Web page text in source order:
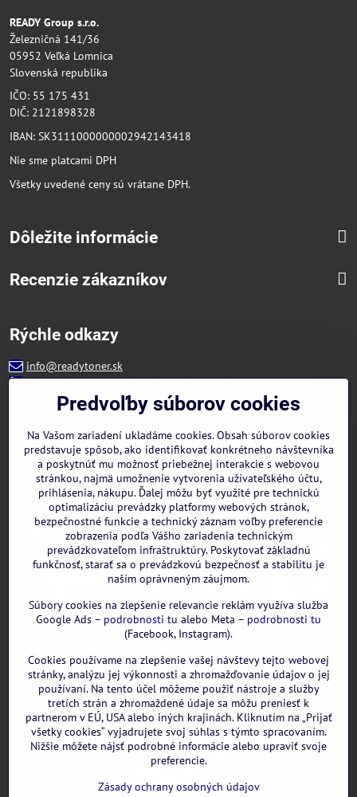
READY Group s.r.o.
Železničná 141/36
05952 Veľká Lomnica
Slovenská republika
IČO: 55 175 431
DIČ: 2121898328
IBAN: SK3111000000002942143418
Nie sme platcami DPH
Všetky uvedené ceny sú vrátane DPH.
Dôležite informácie
Recenzie zákazníkov
Rýchle odkazy
info@readytoner.sk
+421 944 322 536 (PO-PIA: 09:00- 15:00)
Facebook
WhatsApp
GOOGLE recenzie:
Predvoľby súborov cookies
Na Vašom zariadení ukladáme cookies. Obsah súborov cookies
predstavuje spôsob, ako identifikovať konkrétneho návštevníka
a poskytnúť mu možnosť priebežnej interakcie s webovou
stránkou, najmä umožnenie vytvorenia užívateľského účtu,
prihlásenia, nákupu. Ďalej môžu byť využité pre technickú
optimalizáciu prevádzky platformy webových stránok,
bezpečnostné funkcie a technický záznam voľby preferencie
zobrazenia podľa Vášho zariadenia technickým
prevádzkovateľom infraštruktúry. Poskytovať základnú
funkčnosť, starať sa o prevádzkovú bezpečnosť a stabilitu je
naším oprávneným záujmom.
Súbory cookies na zlepšenie relevancie reklám využíva služba
Google Ads – podrobnosti tu alebo Meta – podrobnosti tu
(Facebook, Instagram).
Cookies používame na zlepšenie vašej návštevy tejto webovej
stránky, analýzu jej výkonnosti a zhromažďovanie údajov o jej
používaní. Na tento účel môžeme použiť nástroje a služby
tretích strán a zhromaždené údaje sa môžu preniesť k
partnerom v EÚ, USA alebo iných krajinách. Kliknutím na „Prijať
všetky cookies“ vyjadrujete svoj súhlas s týmto spracovaním.
Nižšie môžete nájsť podrobné informácie alebo upraviť svoje
preferencie.
Zásady ochrany osobných údajov